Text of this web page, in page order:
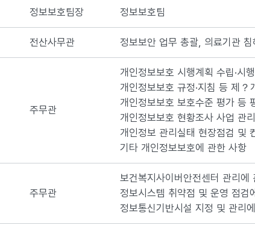
정보보호팀장 정보보호팀
전산사무관 정보보안 업무 총괄, 의료기관
주무관
개인정보보호 시행계획 수립·시
개인정보보호 규정·지침 등 제？
개인정보보호 보호수준 평가 등
개인정보보호 현황조사 사업 관
개인정보 관리실태 현장점검 및
기타 개인정보보호에 관한 사항
주무관
보건복지사이버안전센터 관리에
정보시스템 취약점 및 운영 점검
정보통신기반시설 지정 및 관리